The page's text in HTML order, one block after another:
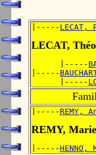
|-----
LECAT,
      |-----
|-----
      |-----
|-----REMY,
REMY,
|-----